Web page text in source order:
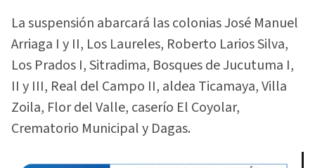
La suspensión abarcará las colonias José Manuel
Arriaga I y II, Los Laureles, Roberto Larios Silva,
Los Prados I, Sitradima, Bosques de Jucutuma I,
II y III, Real del Campo II, aldea Ticamaya, Villa
Zoila, Flor del Valle, caserío El Coyolar,
Crematorio Municipal y Dagas.